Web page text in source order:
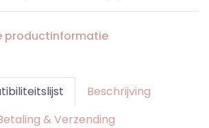
productinformatie
Beschrijving
& Verzending